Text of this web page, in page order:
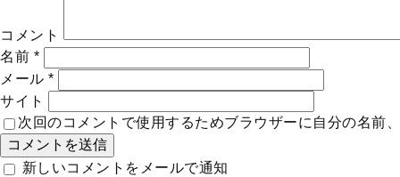
コメント
名前 *
メール *
サイト
次回のコメントで使用するためブラウザーに自分の名前
新しいコメントをメールで通知